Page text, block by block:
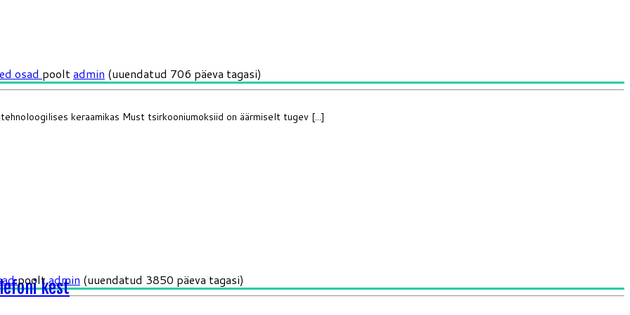
keraamikas Must tsirkooniumoksiid on äärmiselt tugev [...]
osad pooltadmin (uuendatud 706 päeva tagasi)
kest
pooltadmin (uuendatud 3850 päeva tagasi)